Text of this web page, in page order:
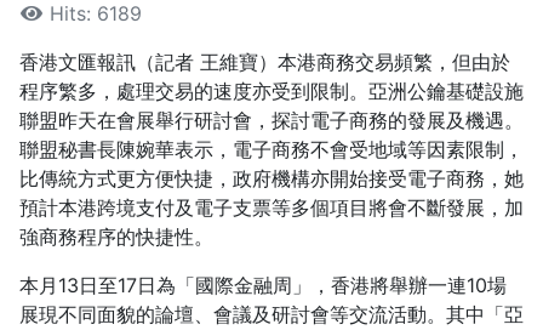
Hits: 6189
香港文匯報訊（記者 王維寶）本港商務交易頻繁，但由於
程序繁多，處理交易的速度亦受到限制。亞洲公鑰基礎設施
聯盟昨天在會展舉行研討會，探討電子商務的發展及機遇。
聯盟秘書長陳婉華表示，電子商務不會受地域等因素限制，
比傳統方式更方便快捷，政府機構亦開始接受電子商務，她
預計本港跨境支付及電子支票等多個項目將會不斷發展，加
強商務程序的快捷性。
本月13日至17日為「國際金融周」，香港將舉辦一連10場
展現不同面貌的論壇、會議及研討會等交流活動。其中「亞